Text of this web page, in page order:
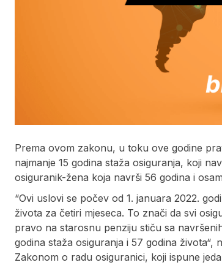
Prema ovom zakonu, u toku ove godine
najmanje 15 godina staža osiguranja, koji
osiguranik-žena koja navrši 56 godina i
“Ovi uslovi se počev od 1. januara 2022.
života za četiri mjeseca. To znači da svi
pravo na starosnu penziju stiču sa
godina staža osiguranja i 57 godina
Zakonom o radu osiguranici, koji ispune